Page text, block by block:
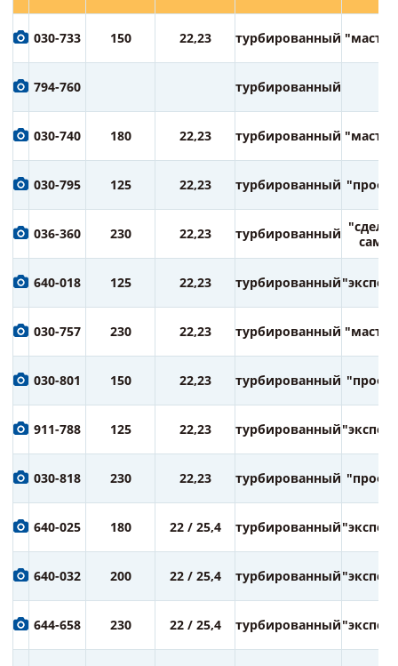
030-733 150 22,23 турбированный
794-760 турбированный
030-740 180 22,23 турбированный
030-795 125 22,23 турбированный
036-360 230 22,23 турбированный
сам"
640-018 125 22,23 турбированный
030-757 230 22,23 турбированный
030-801 150 22,23 турбированный
911-788 125 22,23 турбированный
030-818 230 22,23 турбированный
640-025 180 22 / 25,4 турбированный
640-032 200 22 / 25,4 турбированный
644-658 230 22 / 25,4 турбированный